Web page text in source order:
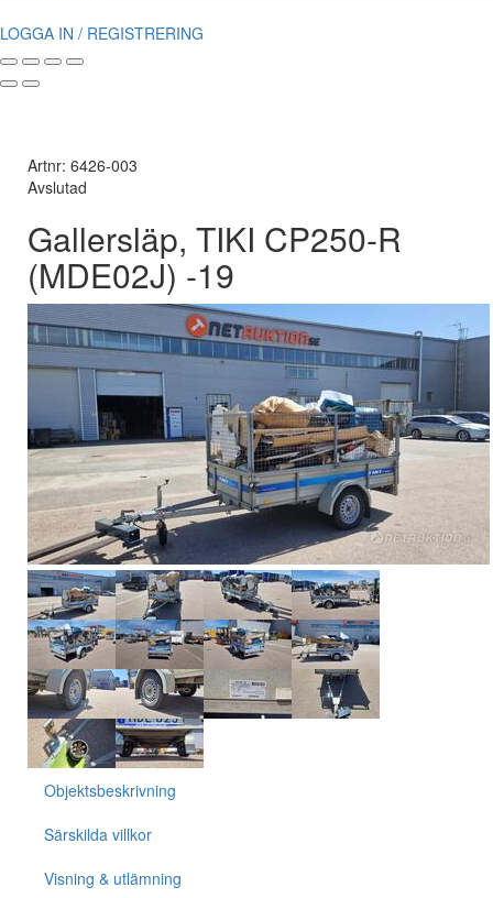
LOGGA IN / REGISTRERING
Artnr: 6426-003
Avslutad
Gallersläp, TIKI CP250-R
(MDE02J) -19
Objektsbeskrivning
Särskilda villkor
Visning & utlämning